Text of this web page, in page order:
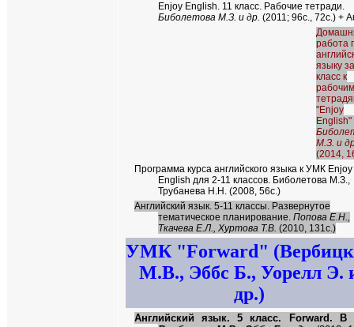
Enjoy English. 11 класс. Рабочие тетради.
Биболетова М.З. и др. (2011; 96с., 72с.) +
работа
языку
класс к
рабочим
"Enjoy
English"
М.З. и
(2014,
Программа курса английского языка к УМК Enjoy
English для 2-11 классов. Биболетова М.З.,
Трубанева Н.Н. (2008, 56с.)
Английский язык. 5-11 классы. Развернутое
тематическое планирование. Попова Е.Н.,
Ткачева Е.Л., Хуртова Т.В. (2010, 131с.)
УМК "Forward"
М.В., Эббс Б., Уорелл Э.
др.)
Английский язык. 5 класс. Forward.